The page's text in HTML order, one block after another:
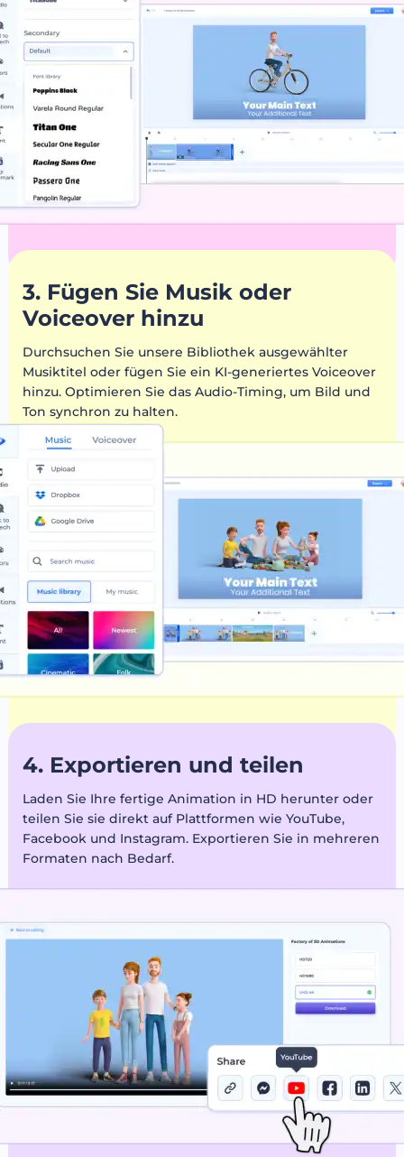
3. Fügen Sie Musik oder
Voiceover hinzu
Durchsuchen Sie unsere Bibliothek ausgewählter
Musiktitel oder fügen Sie ein KI-generiertes Voiceover
hinzu. Optimieren Sie das Audio-Timing, um Bild und
Ton synchron zu halten.
4. Exportieren und teilen
Laden Sie Ihre fertige Animation in HD herunter oder
teilen Sie sie direkt auf Plattformen wie YouTube,
Facebook und Instagram. Exportieren Sie in mehreren
Formaten nach Bedarf.